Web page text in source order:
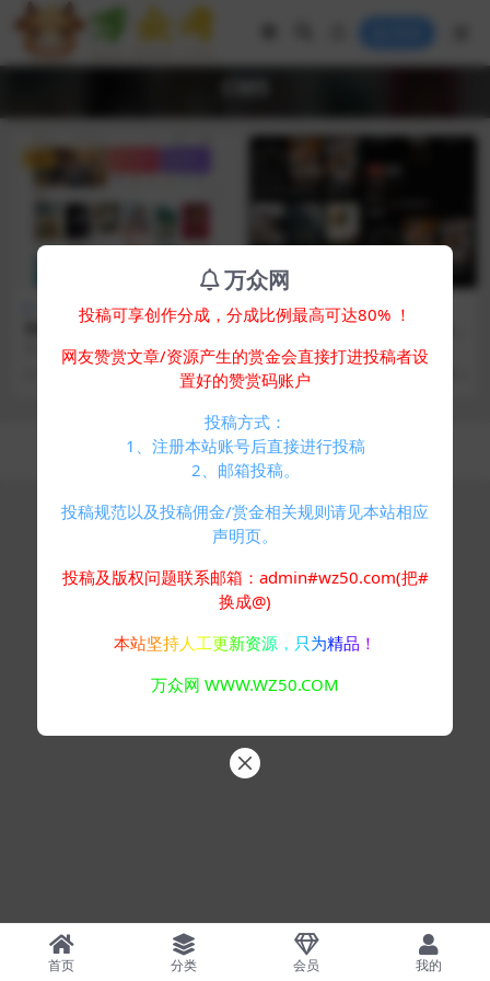
主题美化 视频音乐
苹果cmsV10仿茶杯狐双色自
适应主题模板源码
简介： 苹果CMSV10仿茶杯狐双色
自适应主题模板源码 拥有模板页
10
主题美化 免费专区
2025苹果CMS v10短剧模板源
码
简介： 文件非常小，加载非常快 无
配置，没有详情页，上传就可以直
接使用 使用教程...
2 年前
Copyright © 2024万众网- All rights reserved
浙ICP备05025058号-4
首页 分类 会员 我的
万众网
投稿可享创作分成，分成比例最高可达80% ！
网友赞赏文章/资源产生的赏金会直接打进投稿者设
置好的赞赏码账户
投稿方式：
1、注册本站账号后直接进行投稿
2、邮箱投稿。
投稿规范以及投稿佣金/赏金相关规则请见本站相应
声明页。
投稿及版权问题联系邮箱：admin#wz50.com(把#
换成@)
本站坚持人工更新资源，只为精品！
万众网 WWW.WZ50.COM